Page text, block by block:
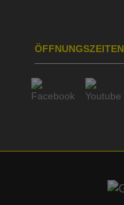
ÖFFNUNGSZEITEN